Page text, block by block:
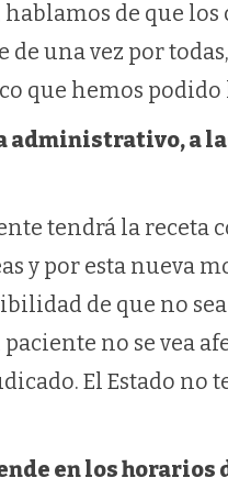
de que los
una vez por
que hemos podido
administrativo, a
tendrá la receta
y por esta nueva
de que no
no se vea
El Estado no
en los horarios